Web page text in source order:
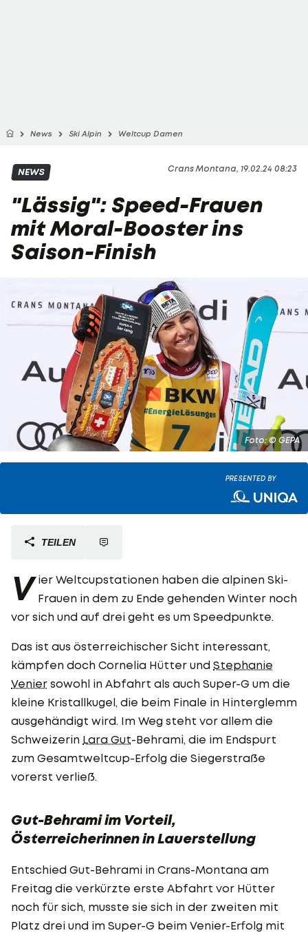
News Ski Alpin Weltcup Damen
Crans Montana, 19.02.24 08:23
NEWS
"Lässig": Speed-Frauen
mit Moral-Booster ins
Saison-Finish
Foto: © GEPA
PRESENTED BY
TEILEN
V ier Weltcupstationen haben die alpinen Ski-
Frauen in dem zu Ende gehenden Winter noch
vor sich und auf drei geht es um Speedpunkte.
Das ist aus österreichischer Sicht interessant,
kämpfen doch Cornelia Hütter und Stephanie
Venier sowohl in Abfahrt als auch Super-G um die
kleine Kristallkugel, die beim Finale in Hinterglemm
ausgehändigt wird. Im Weg steht vor allem die
Schweizerin Lara Gut-Behrami, die im Endspurt
zum Gesamtweltcup-Erfolg die Siegerstraße
vorerst verließ.
Gut-Behrami im Vorteil,
Österreicherinnen in Lauerstellung
Entschied Gut-Behrami in Crans-Montana am
Freitag die verkürzte erste Abfahrt vor Hütter
noch für sich, musste sie sich in der zweiten mit
Platz drei und im Super-G beim Venier-Erfolg mit